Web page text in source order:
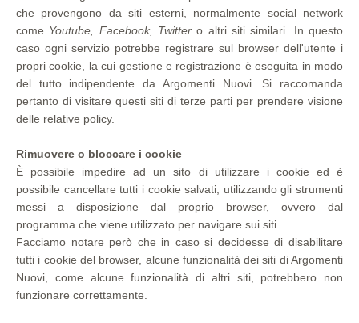
che provengono da siti esterni, normalmente social network
come Youtube, Facebook, Twitter o altri siti similari. In questo
caso ogni servizio potrebbe registrare sul browser dell'utente i
propri cookie, la cui gestione e registrazione è eseguita in modo
del tutto indipendente da Argomenti Nuovi. Si raccomanda
pertanto di visitare questi siti di terze parti per prendere visione
delle relative policy.
Rimuovere o bloccare i cookie
È possibile impedire ad un sito di utilizzare i cookie ed è
possibile cancellare tutti i cookie salvati, utilizzando gli strumenti
messi a disposizione dal proprio browser, ovvero dal
programma che viene utilizzato per navigare sui siti.
Facciamo notare però che in caso si decidesse di disabilitare
tutti i cookie del browser, alcune funzionalità dei siti di Argomenti
Nuovi, come alcune funzionalità di altri siti, potrebbero non
funzionare correttamente.